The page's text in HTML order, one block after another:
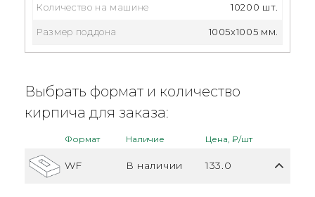
Количество на машине 10200 шт.
Размер поддона 1005x1005 мм.
Выбрать формат и количество
кирпича для заказа:
Формат Наличие Цена, ₽/шт
WF В наличии 133.0